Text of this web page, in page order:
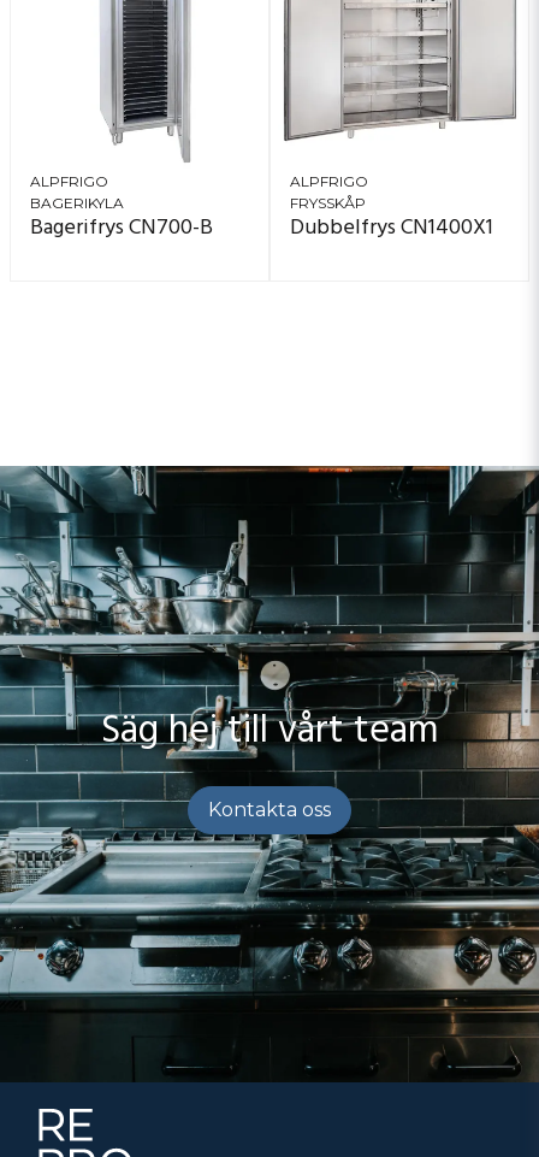
ALPFRIGO
BAGERIKYLA
Bagerifrys CN700-B
ALPFRIGO
FRYSSKÅP
Dubbelfrys CN1400X1
Säg hej till vårt team
Kontakta oss